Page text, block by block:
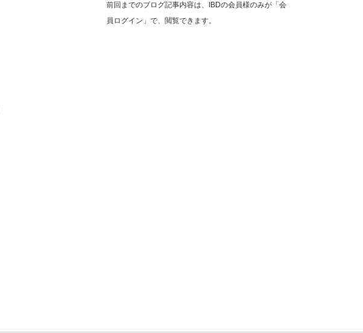
前回までのブログ記事内容は、IBDの会員様のみが「会
員ログイン」で、閲覧できます。